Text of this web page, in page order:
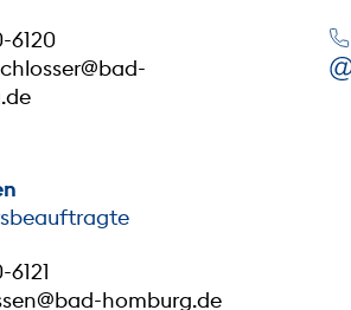
6120
6121
homburg.de